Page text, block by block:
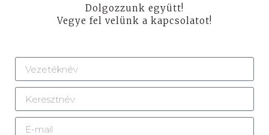
Dolgozzunk együtt!
Vegye fel velünk a kapcsolatot!